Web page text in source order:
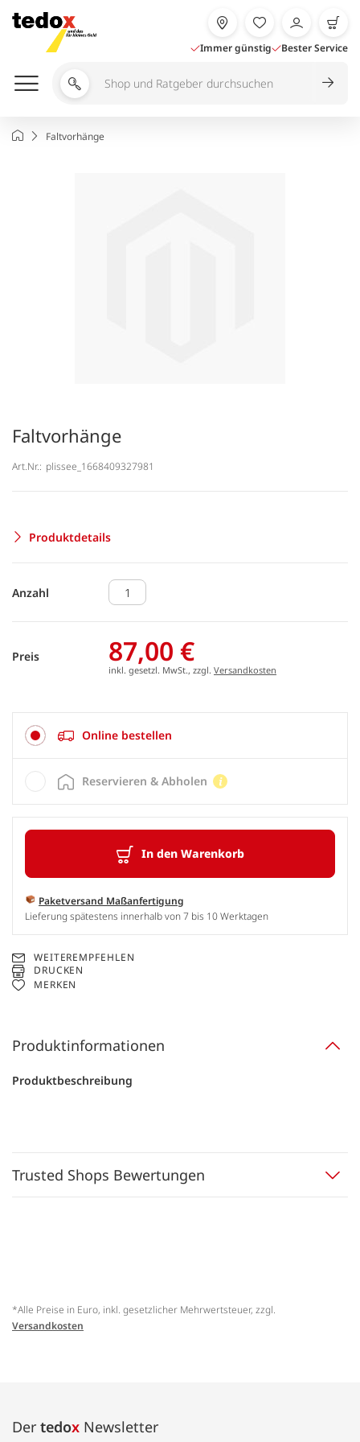
Inhalt
springen
Immer günstig Bester Service
Shop
durchsuchen
StartseiteFaltvorhänge
Faltvorhänge
Art.Nr.: plissee_1668409327981
Produktdetails
Anzahl
Preis 87,00 €
inkl. gesetzl. MwSt., zzgl. Versandkosten
Online bestellen
In den Warenkorb
Paketversand Maßanfertigung
Lieferung spätestens innerhalb von 7 bis 10 Werktagen
Reservieren & Abholen
WEITEREMPFEHLEN
DRUCKEN
MERKEN
Produktinformationen
Produktbeschreibung
Trusted Shops Bewertungen
*Alle Preise in Euro, inkl. gesetzlicher Mehrwertsteuer, zzgl.
Versandkosten
Der tedox Newsletter